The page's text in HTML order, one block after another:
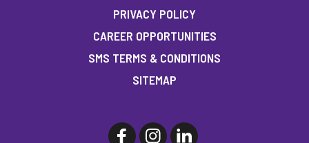
PRIVACY POLICY
CAREER OPPORTUNITIES
SMS TERMS & CONDITIONS
SITEMAP